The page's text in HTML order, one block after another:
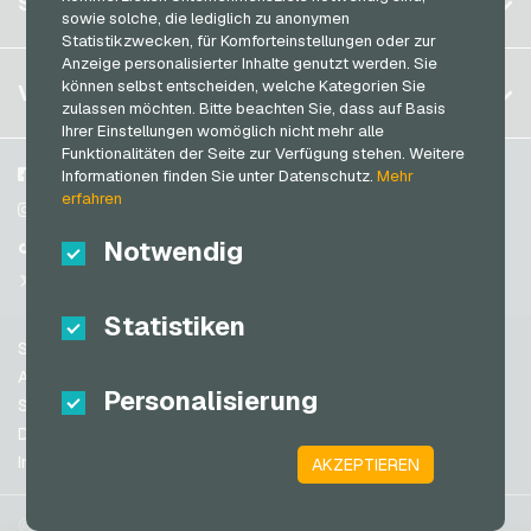
sowie solche, die lediglich zu anonymen
Statistikzwecken, für Komforteinstellungen oder zur
Anzeige personalisierter Inhalte genutzt werden. Sie
können selbst entscheiden, welche Kategorien Sie
zulassen möchten. Bitte beachten Sie, dass auf Basis
Ihrer Einstellungen womöglich nicht mehr alle
Funktionalitäten der Seite zur Verfügung stehen. Weitere
Informationen finden Sie unter Datenschutz.Mehr
erfahren
Notwendig
Statistiken
Personalisierung
AKZEPTIEREN
Thalia Geschenkkarten
TikTok Geschenkkarten
toom Geschenkkarten
Wolt Geschenkkarten
World of Sweets Geschenkkarten
Wunschgutschein Geschenkkarten
Zalando Geschenkkarten
Deutschland (EN)
Frankreich
Italien
Niederlande
Österreich
Portugal
Schweiz (DE)
Schweiz (IT)
USA (EN)
Anmelden
Mein Warenkorb
FAQ
Zahlungsmethoden
&Widerrufsrecht
Datenschutzrichtlinien
VGO-SHOP
Über uns
Blog
Partner
Facebook
Instagram
TikTok
© 2026 vgo-shop.com
Support
AGB
Sicherheit & Verifikation
Datenschutzrichtlinien
Impressum